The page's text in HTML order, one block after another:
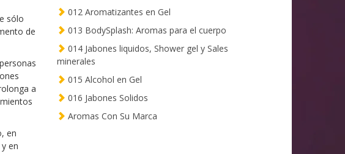
sólo
de
a
en
en
012 Aromatizantes en Gel
013 BodySplash: Aromas para el cuerpo
014 Jabones liquidos, Shower gel y Sales
minerales
015 Alcohol en Gel
016 Jabones Solidos
Aromas Con Su Marca